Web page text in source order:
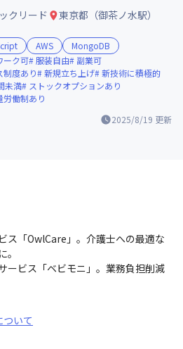
2025/8/19 更新
クリード
東京都（御茶ノ水駅）
AWS
MongoDB
ーク可 服装自由
副業可
制度あり 新規立ち上げ 新技術に積極的
未満
ストックオプションあり
労働制あり
ス「OwlCare」。介護士への最適な
ービス「ベビモニ」。業務負担削減
いて